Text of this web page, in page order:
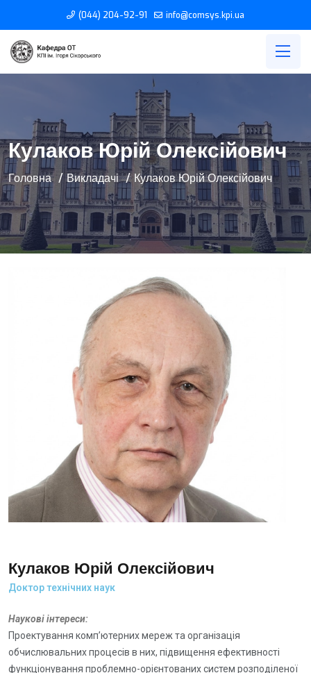
(044) 204-92-91 info@comsys.kpi.ua
Кулаков Юрій Олексійович
Головна Викладачі Кулаков Юрій Олексійович
Кулаков Юрій Олексійович
Доктор технічних наук
Наукові інтереси:
Проектування комп’ютерних мереж та організація
обчислювальних процесів в них, підвищення ефективності
функціонування проблемно-орієнтованих систем розподіленої